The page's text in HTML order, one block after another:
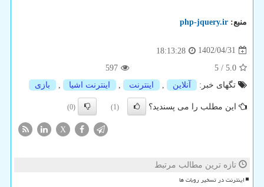
منبع: php-jquery.ir
1402/04/31
18:13:28
5.0
/
5
597
تگهای خبر:
آنلاین , اینترنت , اینترنت اشیا , بازی
این مطلب را می پسندید؟ (1)
(0)
X
تازه ترین مطالب مرتبط
اینترنت در تسخیر روبات ها